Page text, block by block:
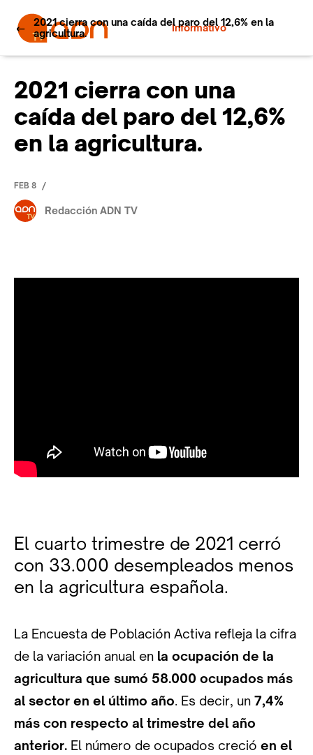
Informativo
2021 cierra con una caída del paro del 12,6% en la
agricultura.
2021 cierra con una
caída del paro del 12,6%
en la agricultura.
FEB 8 /
Redacción ADN TV
El cuarto trimestre de 2021 cerró
con 33.000 desempleados menos
en la agricultura española.
La Encuesta de Población Activa refleja la cifra
de la variación anual en la ocupación de la
agricultura que sumó 58.000 ocupados más
al sector en el último año. Es decir, un 7,4%
más con respecto al trimestre del año
anterior. El número de ocupados creció en el